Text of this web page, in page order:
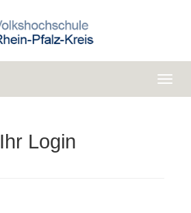
Ihr Login